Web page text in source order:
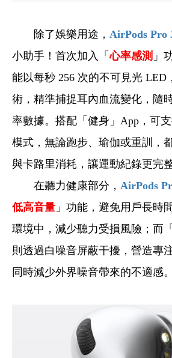
除了娛樂用途， AirPods Pro
小助手！首次加入「心率感測 」
能以每秒 256 次的不可見光 LED
術，精準捕捉耳內血流變化，隨
率數據。搭配「健身」App，可
模式，無論跑步、瑜伽或重訓，
與卡路里消耗，讓運動紀錄更完整
在聽力健康部分， AirPods
低高音量 」功能，避免用戶長時
環境中，減少聽力受損風險；而「
則透過白噪音屏蔽干擾，營造專
同時減少外界噪音帶來的不適感。